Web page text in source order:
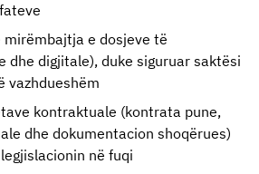
e dosjeve të
dhe digjitale), duke siguruar saktësi
vazhdueshëm
kontraktuale (kontrata pune,
dhe dokumentacion shoqërues)
në fuqi